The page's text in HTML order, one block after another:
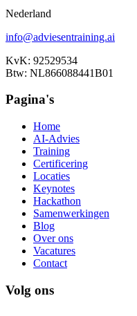
Nederland
info@adviesentraining.ai
KvK: 92529534
Btw: NL866088441B01
Pagina's
Home
AI-Advies
Training
Certificering
Locaties
Keynotes
Hackathon
Samenwerkingen
Blog
Over ons
Vacatures
Contact
Volg ons